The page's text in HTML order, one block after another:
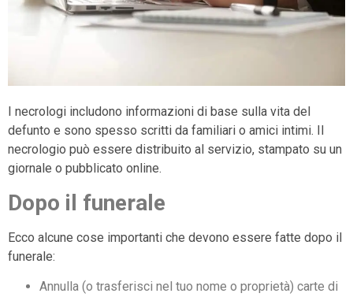
I necrologi includono informazioni di base sulla vita del
defunto e sono spesso scritti da familiari o amici intimi. Il
necrologio può essere distribuito al servizio, stampato su un
giornale o pubblicato online.
Dopo il funerale
Ecco alcune cose importanti che devono essere fatte dopo il
funerale:
Annulla (o trasferisci nel tuo nome o proprietà) carte di